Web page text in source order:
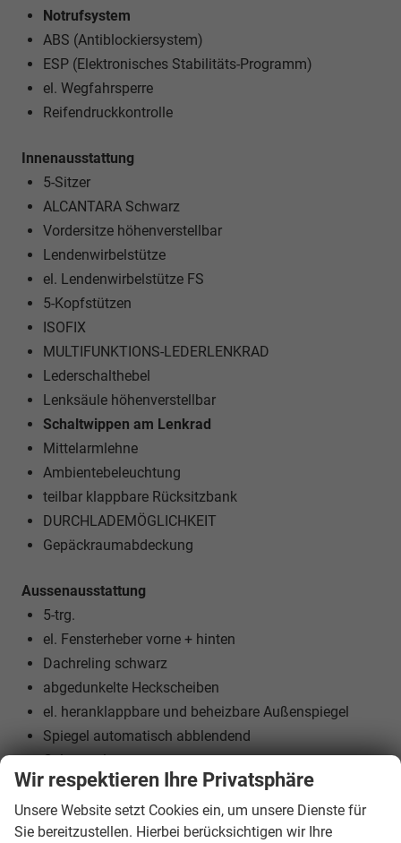
Notrufsystem
ABS (Antiblockiersystem)
ESP (Elektronisches Stabilitäts-Programm)
el. Wegfahrsperre
Reifendruckkontrolle
Innenausstattung
5-Sitzer
ALCANTARA Schwarz
Vordersitze höhenverstellbar
Lendenwirbelstütze
el. Lendenwirbelstütze FS
5-Kopfstützen
ISOFIX
MULTIFUNKTIONS-LEDERLENKRAD
Lederschalthebel
Lenksäule höhenverstellbar
Schaltwippen am Lenkrad
Mittelarmlehne
Ambientebeleuchtung
teilbar klappbare Rücksitzbank
DURCHLADEMÖGLICHKEIT
Gepäckraumabdeckung
Aussenausstattung
5-trg.
el. Fensterheber vorne + hinten
Dachreling schwarz
abgedunkelte Heckscheiben
el. heranklappbare und beheizbare Außenspiegel
Spiegel automatisch abblendend
Colorverglasung
Licht und Sicht
LED-SCHEINWERFER (VOLL)
Wir respektieren Ihre Privatsphäre
Unsere Website setzt Cookies ein, um unsere Dienste für
Sie bereitzustellen. Hierbei berücksichtigen wir Ihre